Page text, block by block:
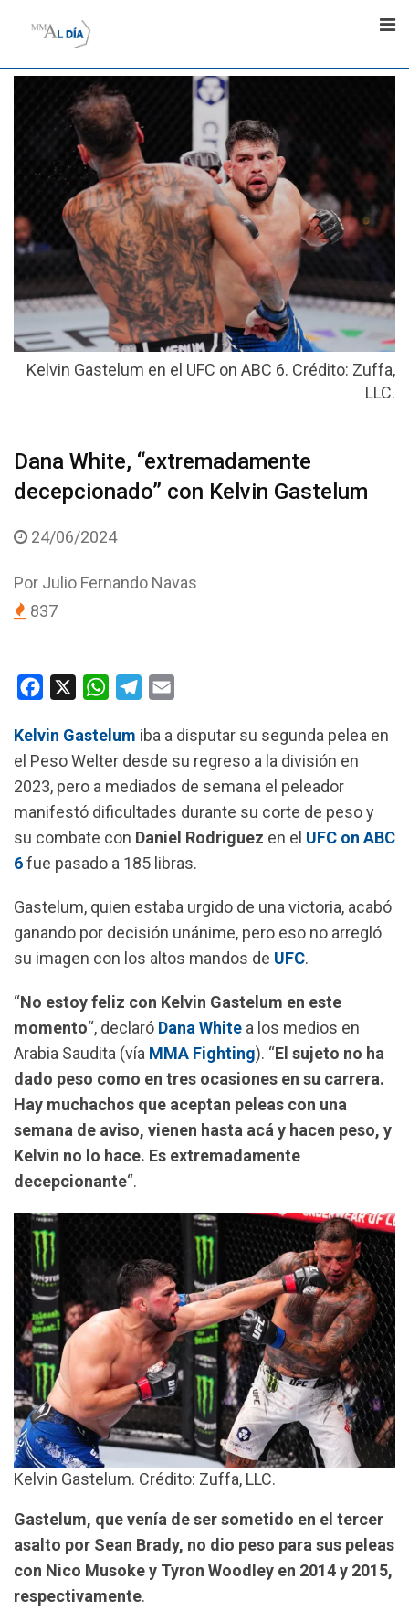
Kelvin Gastelum en el UFC on ABC 6. Crédito: Zuffa,
LLC.
Dana White, “extremadamente
decepcionado” con Kelvin Gastelum
24/06/2024
Por Julio Fernando Navas
837
c
e
b
o
o
k
W
a
t
s
A
p
p
l
e
g
r
a
m
a
i
l
Kelvin Gastelum iba a disputar su segunda pelea en
el Peso Welter desde su regreso a la división en
2023, pero a mediados de semana el peleador
manifestó dificultades durante su corte de peso y
su combate con Daniel Rodriguez en el UFC on ABC
6fue pasado a 185 libras.
Gastelum, quien estaba urgido de una victoria, acabó
ganando por decisión unánime, pero eso no arregló
su imagen con los altos mandos de UFC.
“No estoy feliz con Kelvin Gastelum en este
momento“, declaró Dana White a los medios en
Arabia Saudita (vía MMA Fighting). “El sujeto no ha
dado peso como en tres ocasiones en su carrera.
Hay muchachos que aceptan peleas con una
semana de aviso, vienen hasta acá y hacen peso, y
Kelvin no lo hace. Es extremadamente
decepcionante“.
Kelvin Gastelum. Crédito: Zuffa, LLC.
Gastelum, que venía de ser sometido en el tercer
asalto por Sean Brady, no dio peso para sus peleas
con Nico Musoke y Tyron Woodley en 2014 y 2015,
respectivamente.